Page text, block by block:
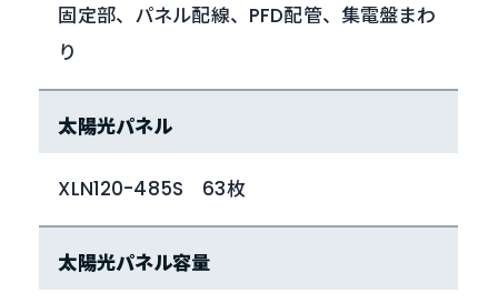
固定部、パネル配線、PFD配管、集電盤まわ
り
太陽光パネル
XLN120-485S 63枚
太陽光パネル容量